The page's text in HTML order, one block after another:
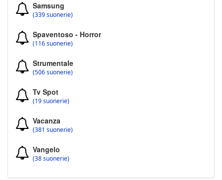
Samsung
(339 suonerie)
Spaventoso - Horror
(116 suonerie)
Strumentale
(506 suonerie)
Tv Spot
(19 suonerie)
Vacanza
(381 suonerie)
Vangelo
(38 suonerie)